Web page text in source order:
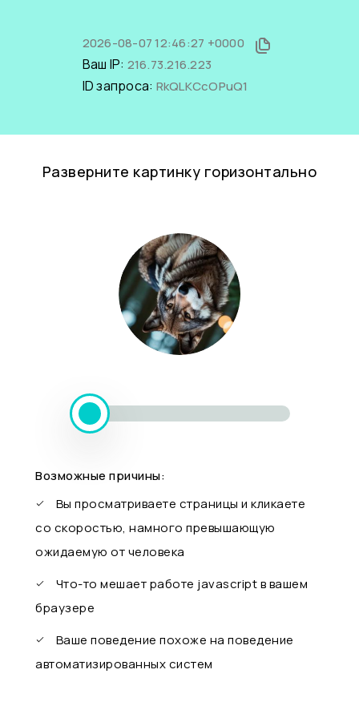
2026-08-07 12:46:27 +0000
Ваш IP: 216.73.216.223
ID запроса: RkQLKCcOPuQ1
Разверните картинку горизонтально
Возможные причины:
Вы просматриваете страницы и кликаете
со скоростью, намного превышающую
ожидаемую от человека
Что-то мешает работе javascript в вашем
браузере
Ваше поведение похоже на поведение
автоматизированных систем